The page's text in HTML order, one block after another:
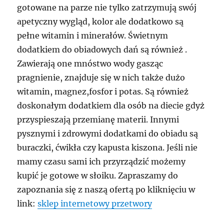
gotowane na parze nie tylko zatrzymują swój
apetyczny wygląd, kolor ale dodatkowo są
pełne witamin i minerałów. Świetnym
dodatkiem do obiadowych dań są również .
Zawierają one mnóstwo wody gasząc
pragnienie, znajduje się w nich także dużo
witamin, magnez,fosfor i potas. Są również
doskonałym dodatkiem dla osób na diecie gdyż
przyspieszają przemianę materii. Innymi
pysznymi i zdrowymi dodatkami do obiadu są
buraczki, ćwikła czy kapusta kiszona. Jeśli nie
mamy czasu sami ich przyrządzić możemy
kupić je gotowe w słoiku. Zapraszamy do
zapoznania się z naszą ofertą po kliknięciu w
link:sklep internetowy przetwory